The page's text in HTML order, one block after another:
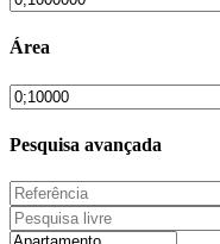
Área
Pesquisa avançada